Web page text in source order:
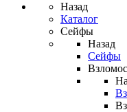
Назад
Каталог
Сейфы
Назад
Сейфы